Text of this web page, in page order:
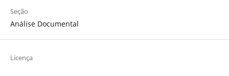
Seção
Análise Documental
Licença